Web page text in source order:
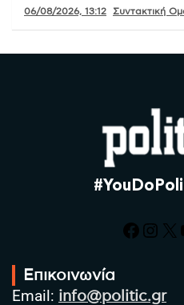
06/08/2026, 13:12 Συντακτική
X
Επικοινωνία
Email: info@politic.gr